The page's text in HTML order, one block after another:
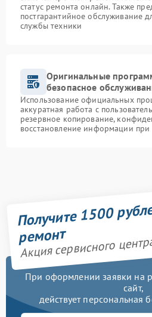
статус ремонта онлайн. Также
постгарантийное обслуживание
службы техники
Оригинальные
безопасное
Использование официальных
аккуратная работа с
резервное копирование,
восстановление информации
Получите 1500
ремонт
Акция сервисного
При оформлении заявки на
сайт,
действует персональная